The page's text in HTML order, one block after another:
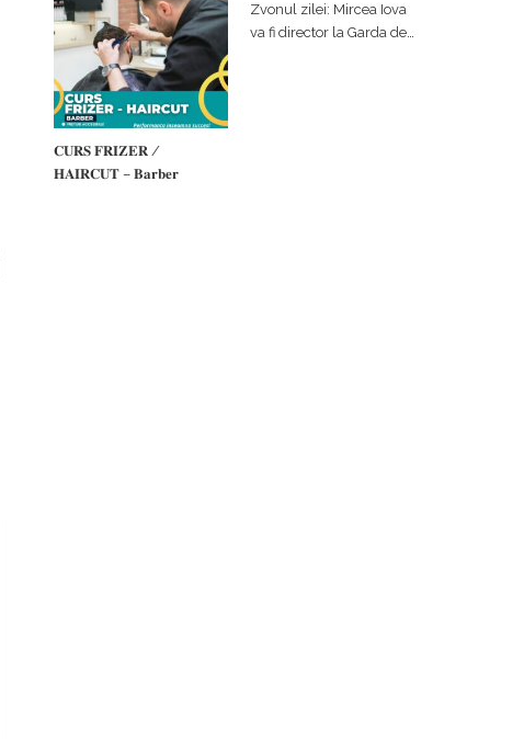
𝗽𝗮𝗿𝘁𝗲𝗻𝗲𝗿 𝗳𝗶𝗻𝗮𝗻𝘁𝗮𝘁𝗼𝗿
#𝐁𝐫𝐞𝐳𝐨𝐢𝐮𝐥𝐋𝐮𝐦𝐢𝐢
𝐂𝐔𝐑𝐒 𝐅𝐑𝐈𝐙𝐄𝐑 /
𝐇𝐀𝐈𝐑𝐂𝐔𝐓 – 𝐁𝐚𝐫𝐛𝐞𝐫
Zvonul zilei: Mircea Iova
va fi director la Garda de